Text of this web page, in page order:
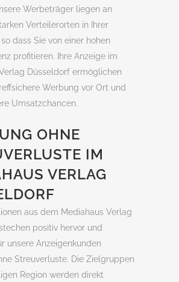
Werbeträger liegen an
Verteilerorten in Ihrer
dass Sie von einer hohen
profitieren. Ihre Anzeige im
Düsseldorf ermöglichen
Werbung vor Ort und
Umsatzchancen.
OHNE
IM
VERLAG
aus dem Mediahaus Verlag
positiv hervor und
unsere Anzeigenkunden
Streuverluste. Die Zielgruppen
Region werden direkt